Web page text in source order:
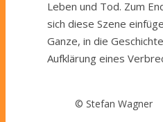
Leben und Tod. Zum
sich diese Szene
Ganze, in die
Aufklärung eines
© Stefan Wagner